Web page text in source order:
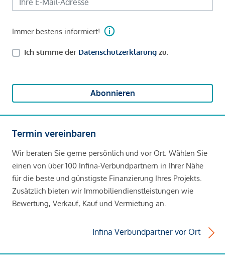
Immer bestens informiert!
Ich stimme der Datenschutzerklärung zu.
Abonnieren
Termin vereinbaren
Wir beraten Sie gerne persönlich und vor Ort. Wählen Sie
einen von über 100 Infina-Verbundpartnern in Ihrer Nähe
für die beste und günstigste Finanzierung Ihres Projekts.
Zusätzlich bieten wir Immobiliendienstleistungen wie
Bewertung, Verkauf, Kauf und Vermietung an.
Infina Verbundpartner vor Ort